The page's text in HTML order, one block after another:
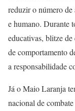
reduzir o número de
e humano. Durante
educativas, blitze de
de comportamento
a responsabilidade
Já o Maio Laranja
nacional de